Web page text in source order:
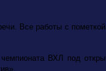
Все работы с
ВХЛ под